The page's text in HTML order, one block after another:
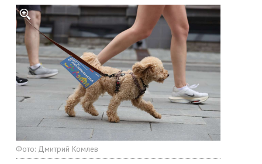
Фото: Дмитрий Комлев